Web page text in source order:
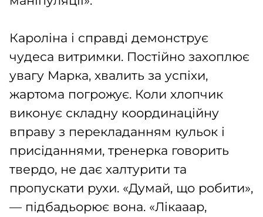
Кароліна і справді демонструє
чудеса витримки. Постійно захоплює
увагу Марка, хвалить за успіхи,
жартома погрожує. Коли хлопчик
виконує складну координаційну
вправу з перекладанням кульок і
присіданнями, тренерка говорить
твердо, не дає халтурити та
пропускати рухи. «Думай, що робити»,
— підбадьорює вона. «Лікааар,